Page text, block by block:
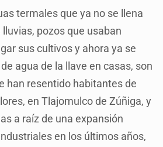
termales que ya no se llena
pozos que usaban
sus cultivos y ahora ya se
agua de la llave en casas, son
han resentido habitantes de
en Tlajomulco de Zúñiga, y
a raíz de una expansión
en los últimos años,